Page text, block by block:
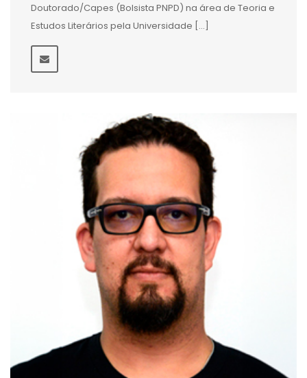
Doutorado/Capes (Bolsista PNPD) na área de Teoria e
Estudos Literários pela Universidade […]